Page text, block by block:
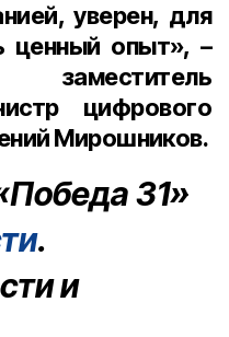
уверен, для
ценный опыт», –
заместитель
цифрового
Мирошников.
31»
.
и